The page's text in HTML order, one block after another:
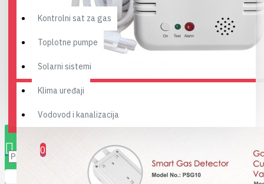
0 stavki(a) - 0,00RSD
0
Vaša korpa je prazna!
Kontrolni sat za gas
Toplotne pumpe
Solarni sistemi
Klima uređaji
Vodovod i kanalizacija